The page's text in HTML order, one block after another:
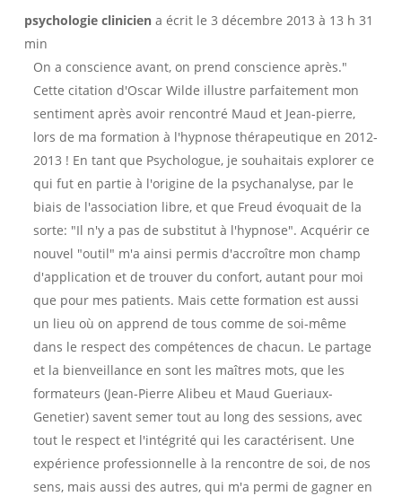
psychologie clinicien a écrit le 3 décembre 2013 à 13 h 31
min
On a conscience avant, on prend conscience après."
Cette citation d'Oscar Wilde illustre parfaitement mon
sentiment après avoir rencontré Maud et Jean-pierre,
lors de ma formation à l'hypnose thérapeutique en 2012-
2013 ! En tant que Psychologue, je souhaitais explorer ce
qui fut en partie à l'origine de la psychanalyse, par le
biais de l'association libre, et que Freud évoquait de la
sorte: "Il n'y a pas de substitut à l'hypnose". Acquérir ce
nouvel "outil" m'a ainsi permis d'accroître mon champ
d'application et de trouver du confort, autant pour moi
que pour mes patients. Mais cette formation est aussi
un lieu où on apprend de tous comme de soi-même
dans le respect des compétences de chacun. Le partage
et la bienveillance en sont les maîtres mots, que les
formateurs (Jean-Pierre Alibeu et Maud Gueriaux-
Genetier) savent semer tout au long des sessions, avec
tout le respect et l'intégrité qui les caractérisent. Une
expérience professionnelle à la rencontre de soi, de nos
sens, mais aussi des autres, qui m'a permi de gagner en
méta.